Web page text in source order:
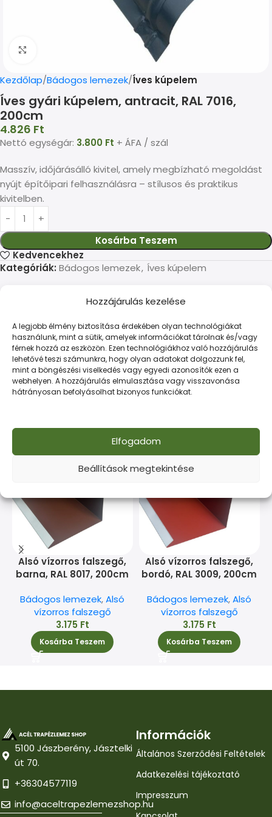
Hozzájárulás kezelése
A legjobb élmény biztosítása érdekében olyan technológiákat
használunk, mint a sütik, amelyek információkat tárolnak és/vagy
férnek hozzá az eszközön. Ezen technológiákhoz való hozzájárulás
lehetővé teszi számunkra, hogy olyan adatokat dolgozzunk fel,
mint a böngészési viselkedés vagy egyedi azonosítók ezen a
webhelyen. A hozzájárulás elmulasztása vagy visszavonása
hátrányosan befolyásolhat bizonyos funkciókat.
Elfogadom
Beállítások megtekintése
Kezdőlap Bádogos lemezek Íves kúpelem
Íves gyári kúpelem, antracit, RAL 7016,
200cm
4.826 Ft
Nettó egységár: 3.800 Ft + ÁFA / szál
Masszív, időjárásálló kivitel, amely megbízható megoldást
nyújt építőipari felhasználásra – stílusos és praktikus
kivitelben.
Kosárba Teszem
Kedvencekhez
Kategóriák: Bádogos lemezek, Íves kúpelem
TOVÁBBI INFORMÁCIÓK
Kiváló minőségű acéltermék építőipari célokra. Tartós
és gazdaságos megoldás minden munkához.
Alsó vízorros falszegő,
barna, RAL 8017, 200cm
Bádogos lemezek,Alsó
vízorros falszegő
3.175 Ft
Kosárba Teszem
Alsó vízorros falszegő,
bordó, RAL 3009, 200cm
Bádogos lemezek,Alsó
vízorros falszegő
3.175 Ft
Kosárba Teszem
5100 Jászberény, Jásztelki
út 70.
+36304577119
info@aceltrapezlemezshop.hu
Információk
Általános Szerződési Feltételek
Adatkezelési tájékoztató
Impresszum